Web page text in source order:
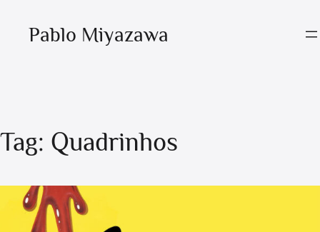
Pablo Miyazawa
Tag: Quadrinhos